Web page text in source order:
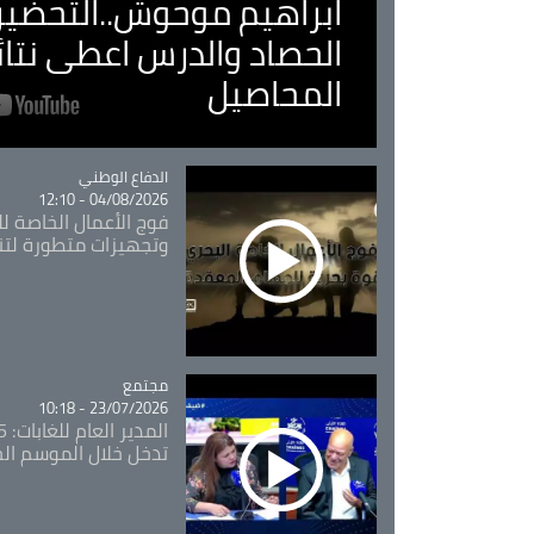
الحصاد والدرس اعطى
المحاصيل
Catégorie
الدفاع الوطني
04/08/2026 - 12:10
فوج الأعمال الخاصة
وتجهيزات متطورة
Catégorie
مجتمع
23/07/2026 - 10:18
تدخل خلال الموسم